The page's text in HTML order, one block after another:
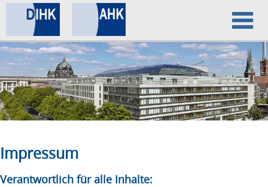
Home
Datenschutz
Impressum
Impressum
Verantwortlich für alle Inhalte: